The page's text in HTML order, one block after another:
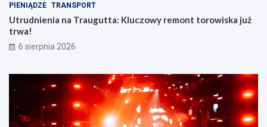
PIENIĄDZE TRANSPORT
Utrudnienia na Traugutta: Kluczowy remont torowiska już
trwa!
6 sierpnia 2026